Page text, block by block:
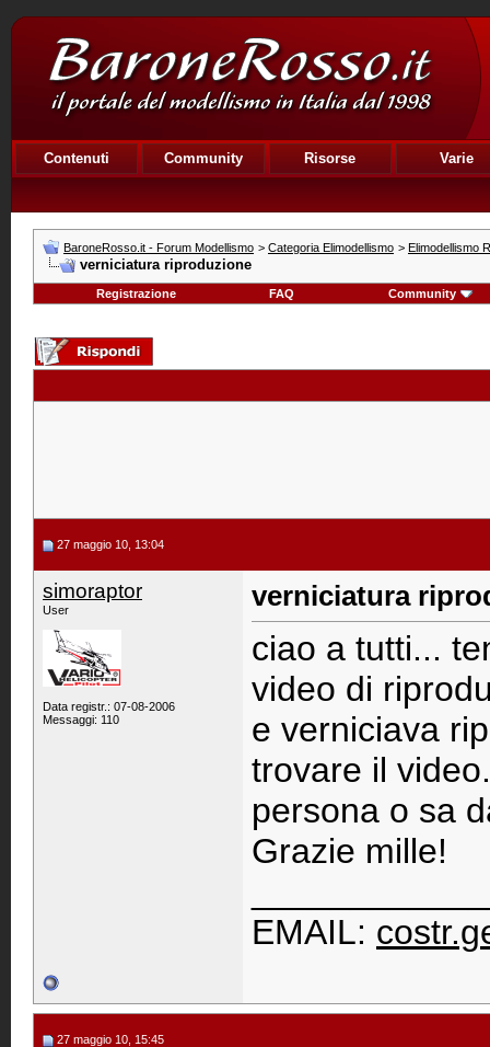
Contenuti Community Risorse Varie
BaroneRosso.it - Forum Modellismo > Categoria Elimodellismo > Elimodellismo
verniciatura riproduzione
Registrazione FAQ Community
27 maggio 10, 13:04
simoraptor
User
Data registr.: 07-08-2006
Messaggi: 110
verniciatura
ciao a tutti...
video di
e verniciava
trovare il
persona o sa
Grazie mille!
EMAIL:
27 maggio 10, 15:45